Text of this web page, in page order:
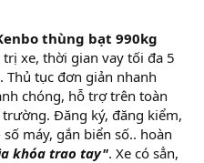
thùng bạt 990kg
xe, thời gian vay tối đa 5
tục đơn giản nhanh
chóng, hỗ trợ trên toàn
Đăng ký, đăng kiểm,
máy, gắn biển số.. hoàn
khóa trao tay". Xe có sẳn,